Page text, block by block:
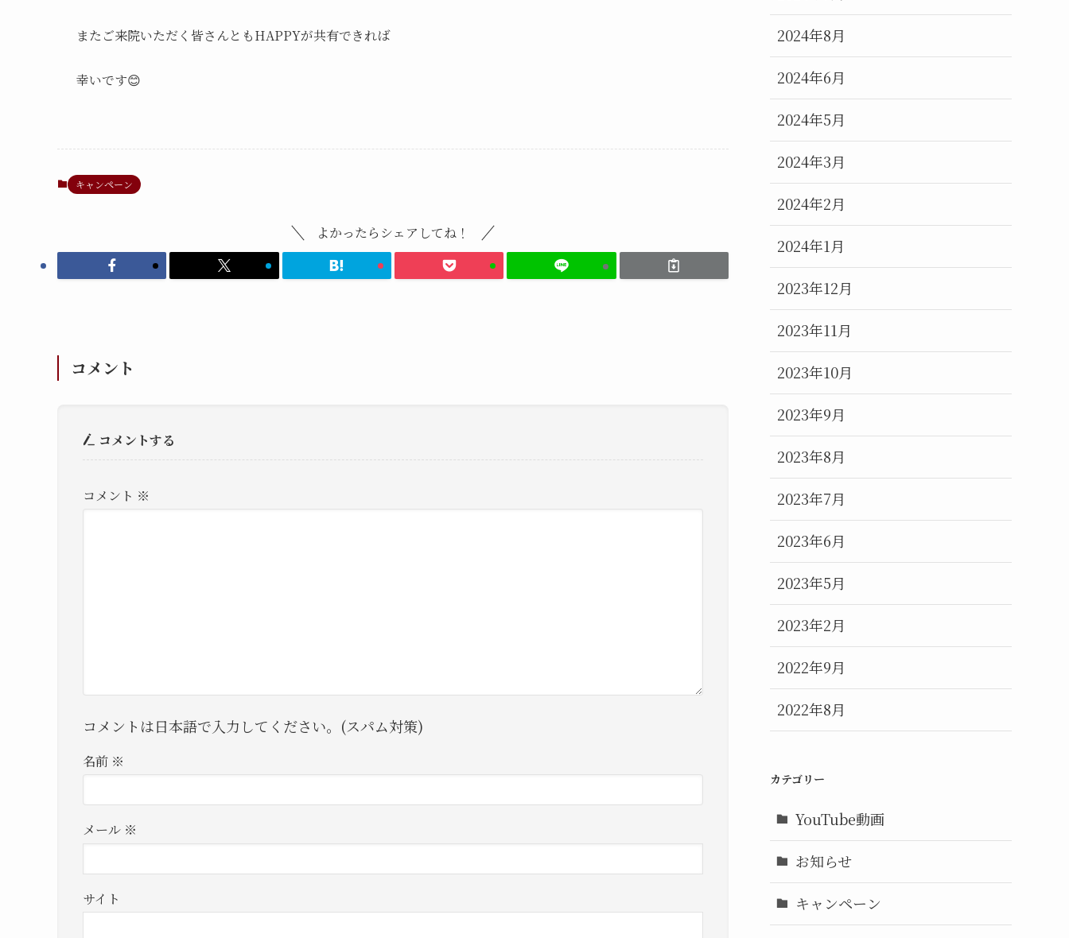
またご来院いただく皆さんともHAPPYが共有できれば
幸いです😊
キャンペーン
よかったらシェアしてね！
コメント
コメントする
コメント ※
コメントは日本語で入力してください。(スパム対策)
名前 ※
メール ※
サイト
2024年8月
2024年6月
2024年5月
2024年3月
2024年2月
2024年1月
2023年12月
2023年11月
2023年10月
2023年9月
2023年8月
2023年7月
2023年6月
2023年5月
2023年2月
2022年9月
2022年8月
カテゴリー
YouTube動画
お知らせ
キャンペーン